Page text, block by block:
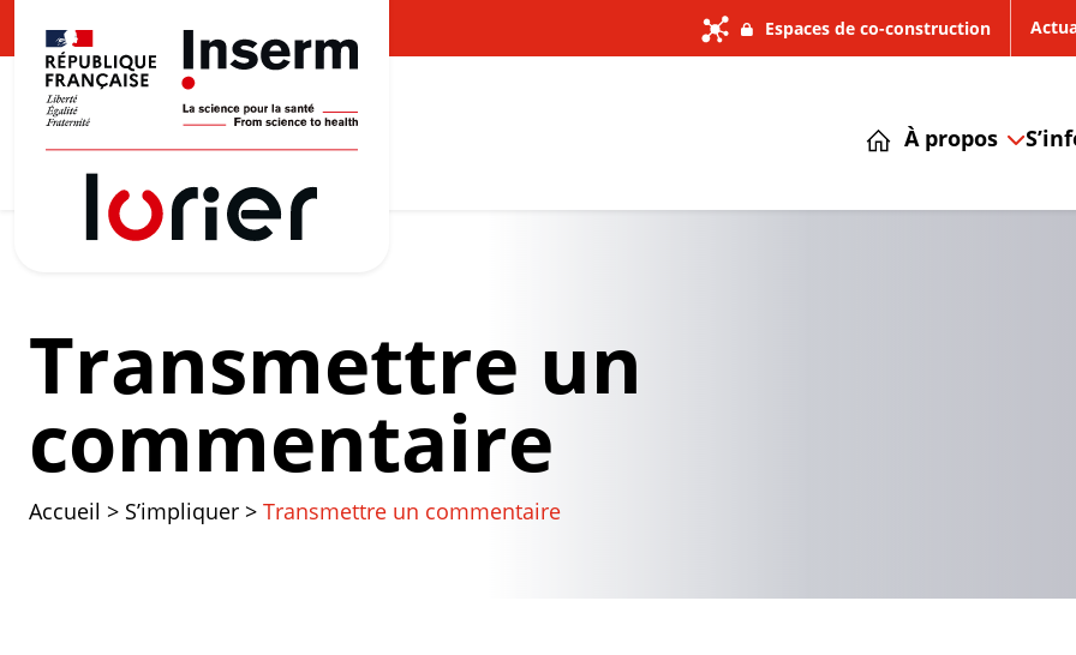
Espaces de co-construction
À propos
Transmettre un
commentaire
Accueil > S’impliquer > Transmettre un commentaire